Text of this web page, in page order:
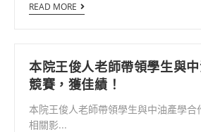
READ MORE
本院王俊人老師帶領學生與
競賽，獲佳績！
本院王俊人老師帶領學生與中油產學合
相關影...